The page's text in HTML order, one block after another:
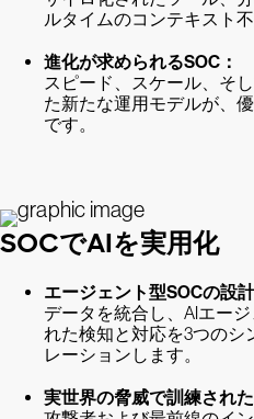
ルタイムのコンテキスト
進化が求められるSOC：
スピード、スケール、そ
た新たな運用モデルが、
です。
SOCでAIを実用化
エージェント型SOCの設計
データを統合し、AIエー
れた検知と対応を3つのシ
レーションします。
実世界の脅威で訓練された